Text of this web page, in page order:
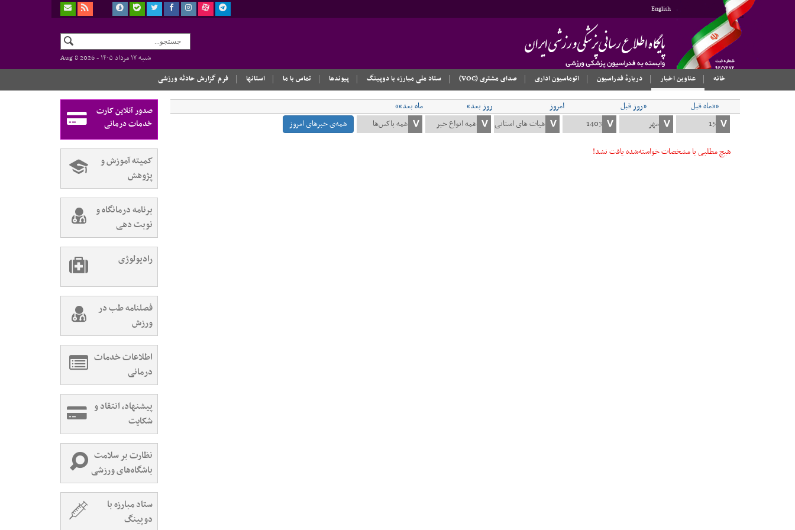
English
شنبه ۱۷ مرداد ۱۴۰۵ -
Aug 8 2026
خانه
عناوین اخبار دربارهٔ فدراسیون اتوماسیون اداری صدای مشتری (VOC) ستاد ملی مبارزه با دوپینگ پیوندها تماس با ما استانها فرم گزارش حادثه ورزشی
««ماه قبل «روز قبل امروز روز بعد»
ماه بعد»»
همه‌ی خبرهای امروز
هیچ مطلبی با مشخصات خواسته‌شده یافت نشد!
صدور آنلاین کارت
خدمات درمانی
کمیته آموزش و
پژوهش
برنامه درمانگاه و
نوبت دهی
رادیولوژی
فصلنامه طب در
ورزش
اطلاعات خدمات
درمانی
پیشنهاد، انتقاد و
شکایت
نظارت بر سلامت
باشگاه‌های ورزشی
ستاد مبارزه با
دوپینگ